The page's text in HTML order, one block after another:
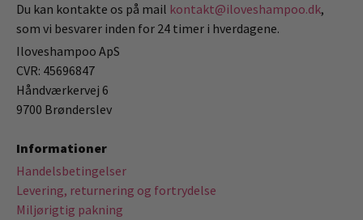
Du kan kontakte os på mail kontakt@iloveshampoo.dk,
som vi besvarer inden for 24 timer i hverdagene.
Iloveshampoo ApS
CVR: 45696847
Håndværkervej 6
9700 Brønderslev
Informationer
Handelsbetingelser
Levering, returnering og fortrydelse
Miljørigtig pakning